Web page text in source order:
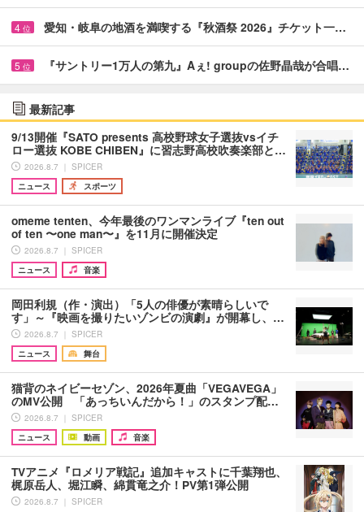
4 位 愛知・岐阜の地酒を満喫する『秋酒祭 2026』チケット一…
5 位 『サントリー1万人の第九』Aぇ! groupの佐野晶哉が合唱…
最新記事
9/13開催『SATO presents 高校野球女子選抜vsイチ
ロー選抜 KOBE CHIBEN』に習志野高校吹奏楽部と…
2026.8.7 ｜ SPICER
ニュース
スポーツ
omeme tenten、今年最後のワンマンライブ『ten out
of ten 〜one man〜』を11月に開催決定
2026.8.7 ｜ SPICER
ニュース
音楽
岡田利規（作・演出）「5人の俳優が素晴らしいで
す」～『映画を撮りたいゾンビの演劇』が開幕し、…
2026.8.7 ｜ SPICER
ニュース
舞台
猫背のネイビーセゾン、2026年夏曲「VEGAVEGA」
のMV公開 「あっちいんだから！」のスタンプ配…
2026.8.7 ｜ SPICER
ニュース
動画 音楽
TVアニメ『ロメリア戦記』追加キャストに千葉翔也、
梶原岳人、堀江瞬、綿貫竜之介！PV第1弾公開
2026.8.7 ｜ SPICER